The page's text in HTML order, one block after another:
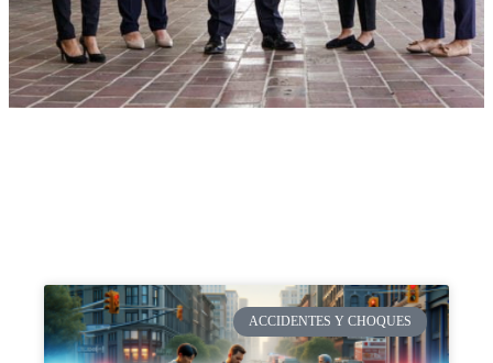
ACCIDENTES Y CHOQUES